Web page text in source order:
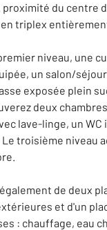
proximité du centre
triplex
niveau, une
un salon/
exposée plein
deux
lave-linge, un
Le troisième niveau
de deux
et d'un
: chauffage, eau